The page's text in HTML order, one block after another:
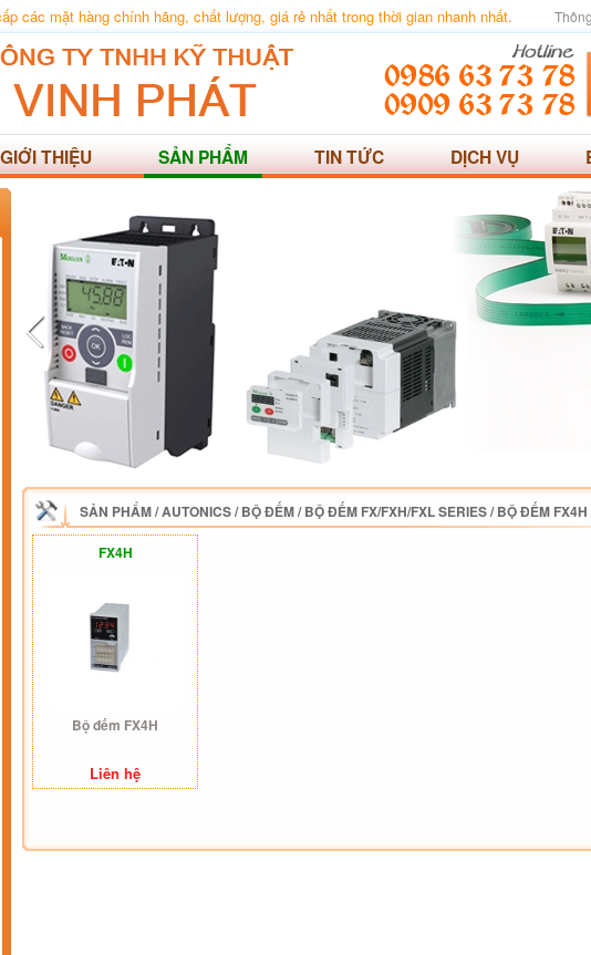
các mặt hàng chính hãng, chất lượng, giá rẻ nhất trong thời gian nhanh nhất.
GIỚI THIỆU SẢN PHẨM TIN TỨC DỊCH VỤ
SẢN PHẨM/AUTONICS/BỘ ĐẾM/BỘ ĐẾM FX/FXH/FXL SERIES/BỘ ĐẾM FX4H
FX4H
Bộ đếm FX4H
Liên hệ